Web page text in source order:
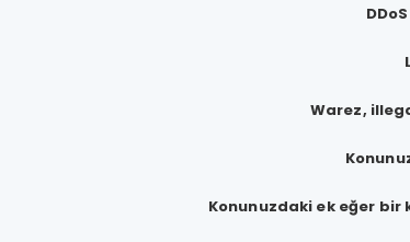
Warez,
Konunuzdaki ek eğer bir